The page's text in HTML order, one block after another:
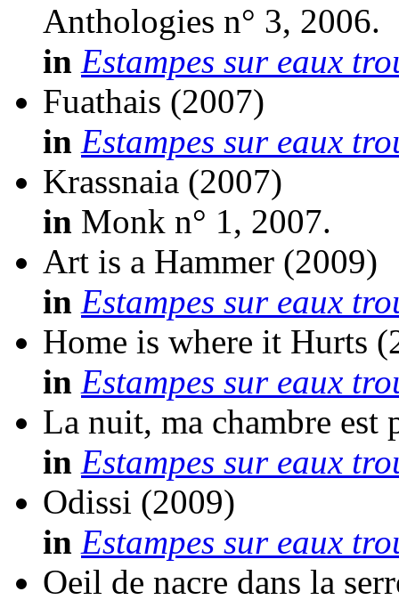
Anthologies n° 3, 2006.
in Estampes sur eaux
Fuathais (2007)
in Estampes sur eaux
Krassnaia (2007)
in Monk n° 1, 2007.
Art is a Hammer (2009)
in Estampes sur eaux
Home is where it Hurts
in Estampes sur eaux
La nuit, ma chambre est
in Estampes sur eaux
Odissi (2009)
in Estampes sur eaux
Oeil de nacre dans la